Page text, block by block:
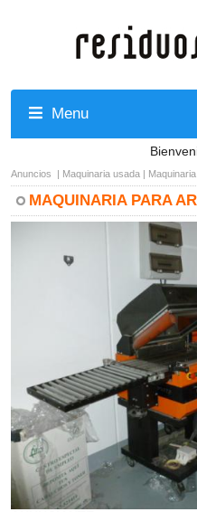
Menu
Anuncios | Maquinaria usada |
MAQUINARIA PARA